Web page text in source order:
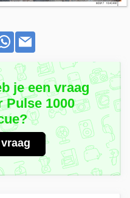
je een vraag
Pulse 1000